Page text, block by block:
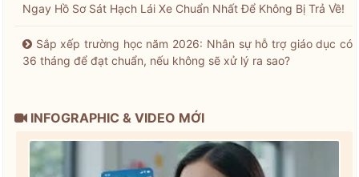
Ngay Hồ Sơ Sát Hạch Lái Xe Chuẩn Nhất Để Không Bị Trả Về!
Sắp xếp trường học năm 2026: Nhân sự hỗ trợ giáo dục có
36 tháng để đạt chuẩn, nếu không sẽ xử lý ra sao?
INFOGRAPHIC & VIDEO MỚI